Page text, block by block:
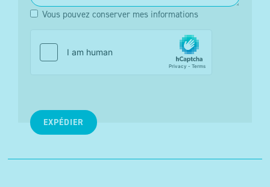
Vous pouvez conserver mes informations
EXPÉDIER